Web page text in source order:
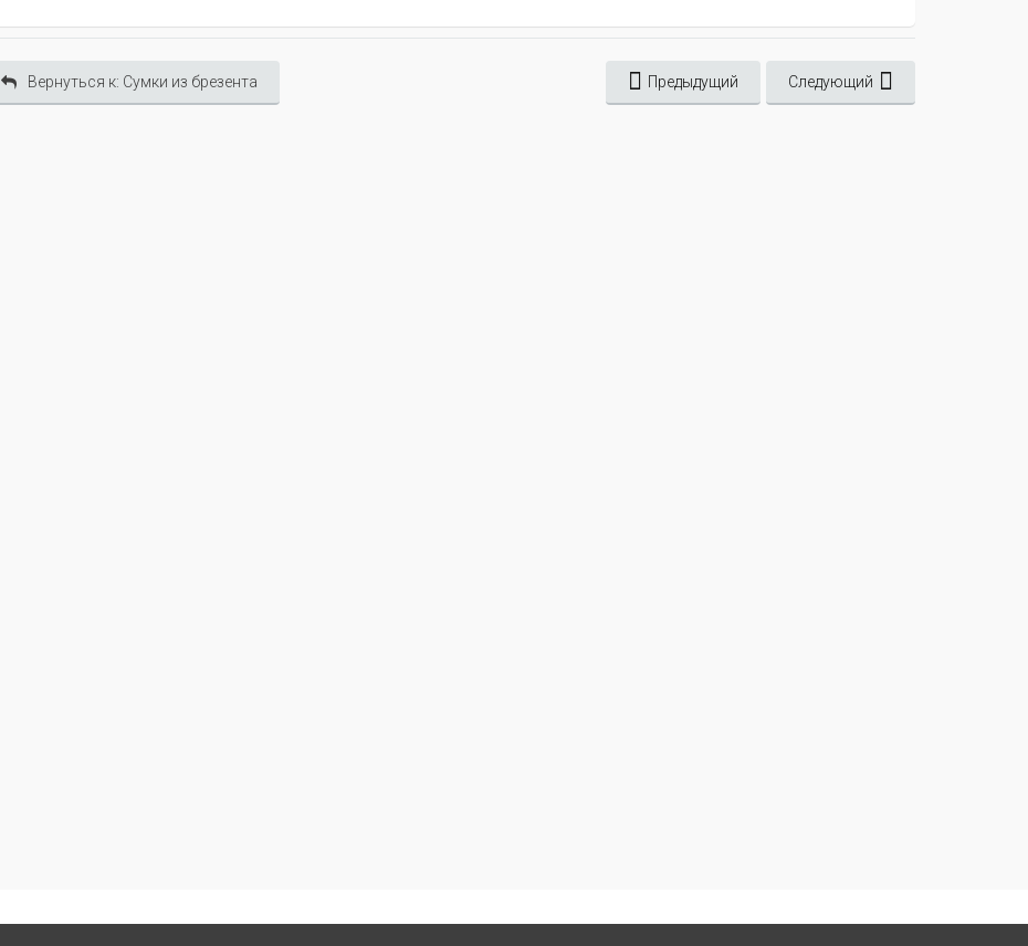
Вернуться к: Сумки из брезента Предыдущий Следующий